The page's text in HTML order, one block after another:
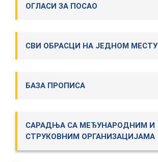
ОГЛАСИ ЗА ПОСАО
СВИ ОБРАСЦИ НА ЈЕДНОМ МЕСТУ
БАЗА ПРОПИСА
САРАДЊА СА МЕЂУНАРОДНИМ И
СТРУКОВНИМ ОРГАНИЗАЦИЈАМА